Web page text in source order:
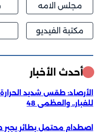
مجلس الامه
مكتبة الفيديو
أحدث الأخبار
الأرصاد: طقس شديد
للغبار.. والعظمى 48
اصطدام محتمل بطائر يجبر